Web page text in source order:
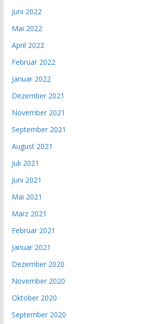
Juni 2022
Mai 2022
April 2022
Februar 2022
Januar 2022
Dezember 2021
November 2021
September 2021
August 2021
Juli 2021
Juni 2021
Mai 2021
März 2021
Februar 2021
Januar 2021
Dezember 2020
November 2020
Oktober 2020
September 2020